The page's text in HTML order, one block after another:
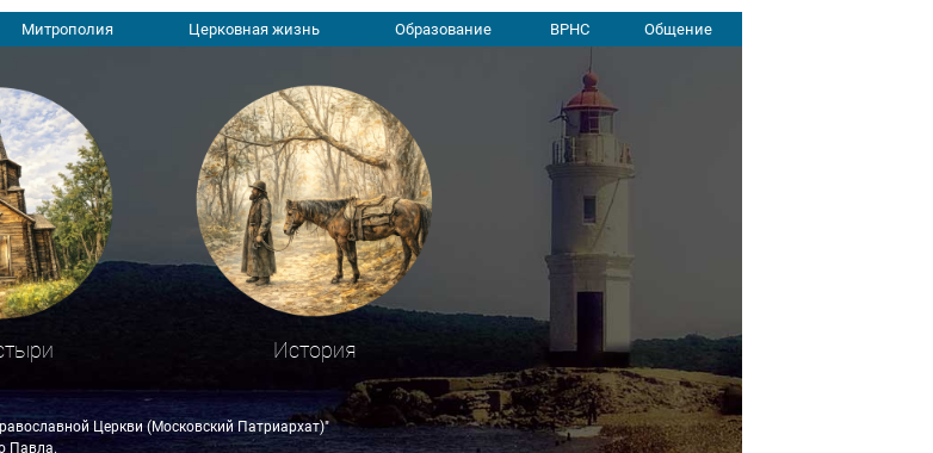
Митрополия Церковная жизнь Образование ВРНС Общение
История
Церкви (Московский Патриархат)"
Павла.